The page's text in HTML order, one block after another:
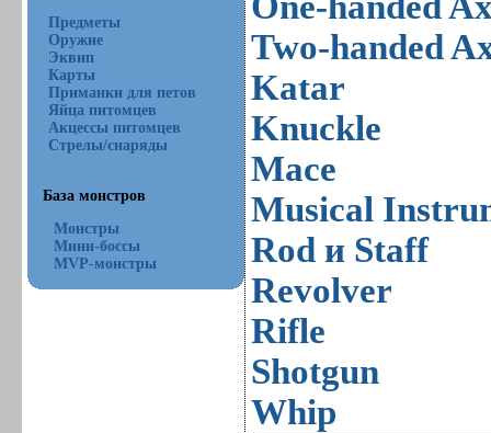
Предметы
Оружие
Эквип
Карты
Приманки для петов
Яйца питомцев
Акцессы питомцев
Стрелы/снаряды
База монстров
Монстры
Мини-боссы
MVP-монстры
Two-handed
Katar
Knuckle
Mace
Musical
Rod и Staff
Revolver
Rifle
Shotgun
Whip